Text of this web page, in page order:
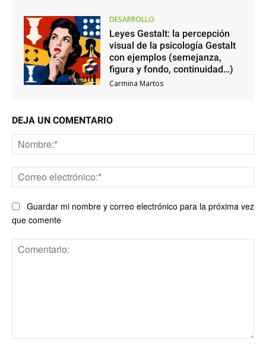
DESARROLLO
Leyes Gestalt: la percepción
visual de la psicología Gestalt
con ejemplos (semejanza,
figura y fondo, continuidad…)
Carmina Martos
DEJA UN COMENTARIO
Guardar mi nombre y correo electrónico para la próxima vez
que comente